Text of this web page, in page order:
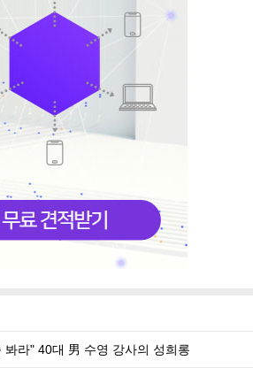
라" 40대 男 수영 강사의 성희롱